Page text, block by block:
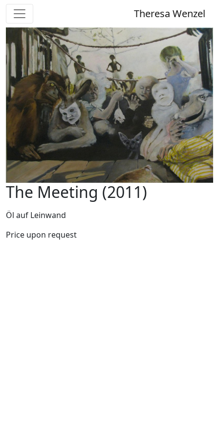
Theresa Wenzel
The Meeting (2011)
Öl auf Leinwand
Price upon request